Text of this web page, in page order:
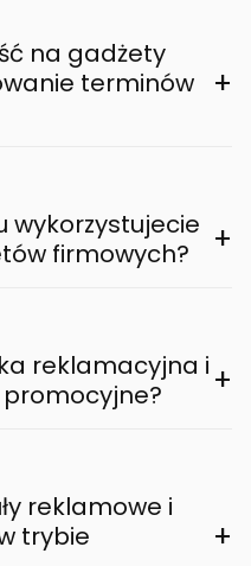
na gadżety
terminów
+
wykorzystujecie
firmowych?
+
reklamacyjna i +
reklamowe i
trybie
+